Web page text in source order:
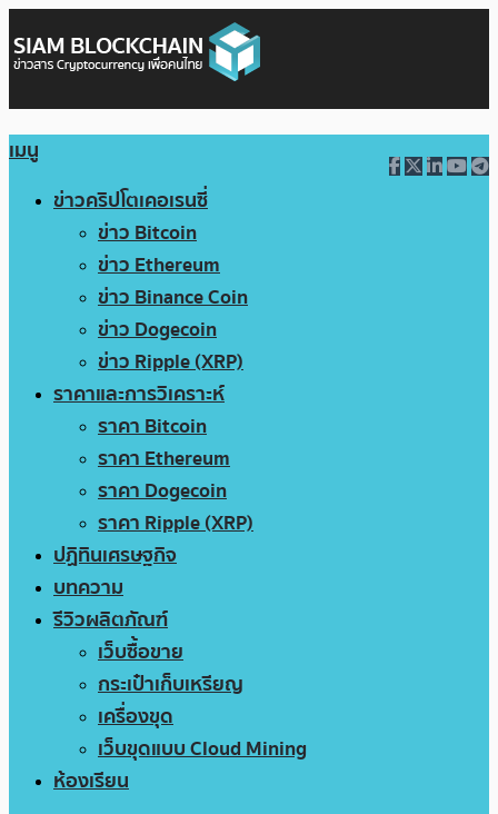
เมนู
ข่าวคริปโตเคอเรนซี่
ข่าว Bitcoin
ข่าว Ethereum
ข่าว Binance Coin
ข่าว Dogecoin
ข่าว Ripple (XRP)
ราคาและการวิเคราะห์
ราคา Bitcoin
ราคา Ethereum
ราคา Dogecoin
ราคา Ripple (XRP)
ปฏิทินเศรษฐกิจ
บทความ
รีวิวผลิตภัณฑ์
เว็บซื้อขาย
กระเป๋าเก็บเหรียญ
เครื่องขุด
เว็บขุดแบบ Cloud Mining
ห้องเรียน